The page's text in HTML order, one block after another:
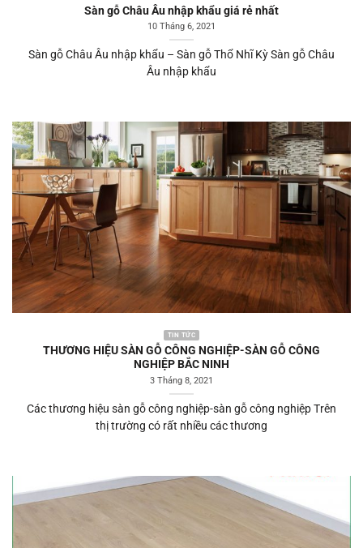
Sàn gỗ Châu Âu nhập khẩu giá rẻ nhất
10 Tháng 6, 2021
Sàn gỗ Châu Âu nhập khẩu – Sàn gỗ Thổ Nhĩ Kỳ Sàn gỗ Châu
Âu nhập khẩu
TIN TỨC
THƯƠNG HIỆU SÀN GỖ CÔNG NGHIỆP-SÀN GỖ CÔNG
NGHIỆP BẮC NINH
3 Tháng 8, 2021
Các thương hiệu sàn gỗ công nghiệp-sàn gỗ công nghiệp Trên
thị trường có rất nhiều các thương